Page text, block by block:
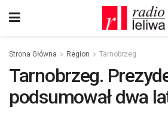
Strona Główna Region Tarnobrzeg
Tarnobrzeg.
podsumował dwa